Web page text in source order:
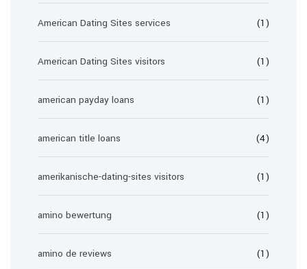
American Dating Sites services (1)
American Dating Sites visitors (1)
american payday loans (1)
american title loans (4)
amerikanische-dating-sites visitors (1)
amino bewertung (1)
amino de reviews (1)